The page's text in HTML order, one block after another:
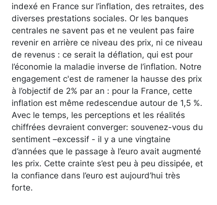
indexé en France sur l’inflation, des retraites, des
diverses prestations sociales. Or les banques
centrales ne savent pas et ne veulent pas faire
revenir en arrière ce niveau des prix, ni ce niveau
de revenus : ce serait la déflation, qui est pour
l’économie la maladie inverse de l’inflation. Notre
engagement c'est de ramener la hausse des prix
à l’objectif de 2% par an : pour la France, cette
inflation est même redescendue autour de 1,5 %.
Avec le temps, les perceptions et les réalités
chiffrées devraient converger: souvenez-vous du
sentiment –excessif - il y a une vingtaine
d’années que le passage à l’euro avait augmenté
les prix. Cette crainte s’est peu à peu dissipée, et
la confiance dans l’euro est aujourd’hui très
forte.